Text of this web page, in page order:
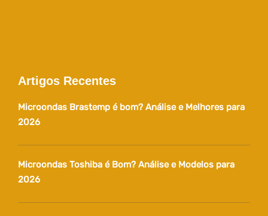
Artigos Recentes
Microondas Brastemp é bom? Análise e Melhores para
2026
Microondas Toshiba é Bom? Análise e Modelos para
2026